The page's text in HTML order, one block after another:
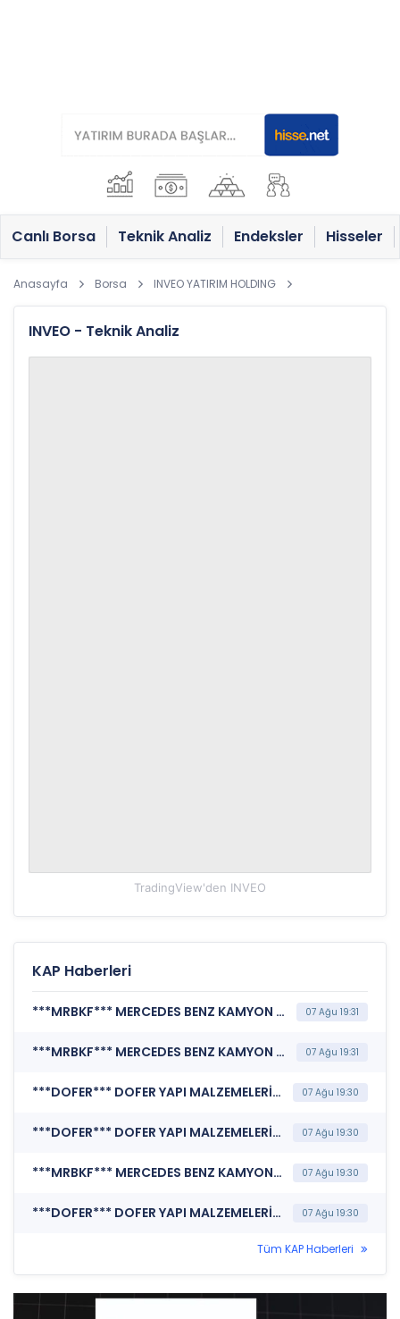
Canlı Borsa Teknik Analiz Endeksler Hisseler
Anasayfa Borsa INVEO YATIRIM HOLDING
INVEO - Teknik Analiz
TradingView'den INVEO
KAP Haberleri
***MRBKF*** MERCEDES BENZ KAMYON FİNANSMAN A.Ş. (Sorumluluk Beyanı (Konsolide)) 07 Ağu 19:31
***MRBKF*** MERCEDES BENZ KAMYON FİNANSMAN A.Ş. (Faaliyet Raporu (Konsolide)) 07 Ağu 19:31
***DOFER*** DOFER YAPI MALZEMELERİ SANAYİ VE TİCARET A.Ş. (Katılım Finansı İlkeleri Bilgi Formu ) 07 Ağu 19:30
***DOFER*** DOFER YAPI MALZEMELERİ SANAYİ VE TİCARET A.Ş. (Faaliyet Raporu (Konsolide Olmayan)) 07 Ağu 19:30
***MRBKF*** MERCEDES BENZ KAMYON FİNANSMAN A.Ş. (Finansal Kurumlar Finansal Rapor) 07 Ağu 19:30
***DOFER*** DOFER YAPI MALZEMELERİ SANAYİ VE TİCARET A.Ş. (Finansal Rapor ) 07 Ağu 19:30
Tüm KAP Haberleri